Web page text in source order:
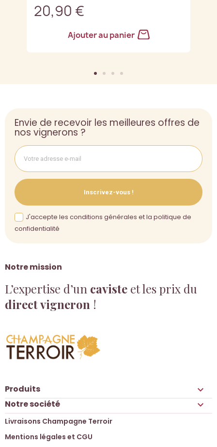
20,90 €
Ajouter au panier
Notre mission
L’expertise d’un caviste et les prix du
direct vigneron !
Envie de recevoir les meilleures offres de
nos vignerons ?
Inscrivez-vous !
J'accepte les conditions générales et la politique de
confidentialité
Produits 
Notre société 
Livraisons Champagne Terroir
Mentions légales et CGU